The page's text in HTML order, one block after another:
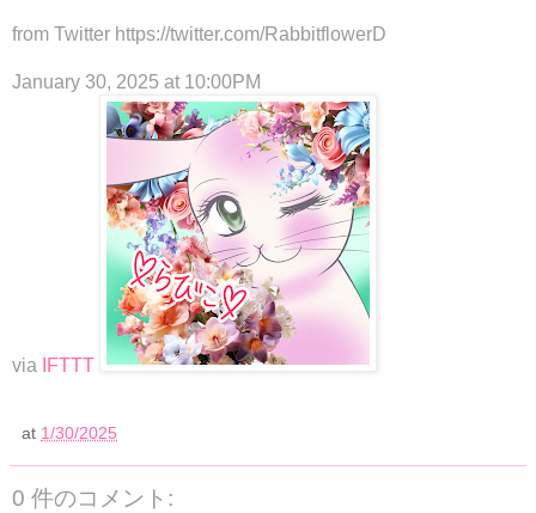
from Twitter https://twitter.com/RabbitflowerD
January 30, 2025 at 10:00PM
via IFTTT
at 1/30/2025
0 件のコメント: